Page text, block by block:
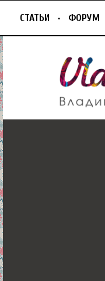
СТАТЬИ ФОРУМ